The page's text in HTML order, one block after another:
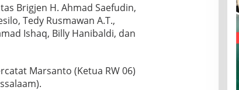
Brigjen H. Ahmad Saefudin,
Tedy Rusmawan A.T.,
Ishaq, Billy Hanibaldi, dan
Marsanto (Ketua RW 06)